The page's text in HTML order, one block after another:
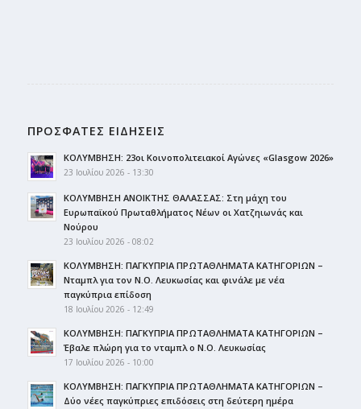
ΠΡΟΣΦΑΤΕΣ ΕΙΔΗΣΕΙΣ
ΚΟΛΥΜΒΗΣΗ: 23οι Κοινοπολιτειακοί Αγώνες «Glasgow 2026»
23 Ιουλίου 2026 - 13:30
ΚΟΛΥΜΒΗΣΗ ΑΝΟΙΚΤΗΣ ΘΑΛΑΣΣΑΣ: Στη μάχη του
Ευρωπαϊκού Πρωταθλήματος Νέων οι Χατζηιωνάς και
Νούρου
23 Ιουλίου 2026 - 08:02
ΚΟΛΥΜΒΗΣΗ: ΠΑΓΚΥΠΡΙΑ ΠΡΩΤΑΘΛΗΜΑΤΑ ΚΑΤΗΓΟΡΙΩΝ –
Νταμπλ για τον Ν.Ο. Λευκωσίας και φινάλε με νέα
παγκύπρια επίδοση
18 Ιουλίου 2026 - 12:49
ΚΟΛΥΜΒΗΣΗ: ΠΑΓΚΥΠΡΙΑ ΠΡΩΤΑΘΛΗΜΑΤΑ ΚΑΤΗΓΟΡΙΩΝ –
Έβαλε πλώρη για το νταμπλ ο Ν.Ο. Λευκωσίας
17 Ιουλίου 2026 - 10:00
ΚΟΛΥΜΒΗΣΗ: ΠΑΓΚΥΠΡΙΑ ΠΡΩΤΑΘΛΗΜΑΤΑ ΚΑΤΗΓΟΡΙΩΝ –
Δύο νέες παγκύπριες επιδόσεις στη δεύτερη ημέρα